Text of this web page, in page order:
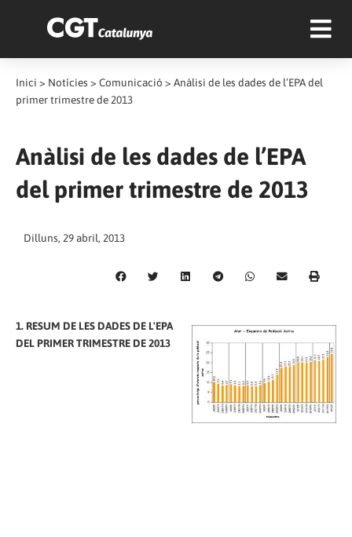
Inici > Notícies > Comunicació > Anàlisi de les dades de l’EPA del
primer trimestre de 2013
Anàlisi de les dades de l’EPA
del primer trimestre de 2013
Dilluns, 29 abril, 2013
1. RESUM DE LES DADES DE L'EPA
DEL PRIMER TRIMESTRE DE 2013